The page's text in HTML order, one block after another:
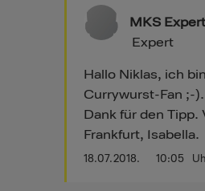
MKS Expert
18.07.2018. 10:05
Expert
Hallo Niklas, ich
Currywurst-Fan ;-
Dank für den Tipp.
Frankfurt, Isabella.